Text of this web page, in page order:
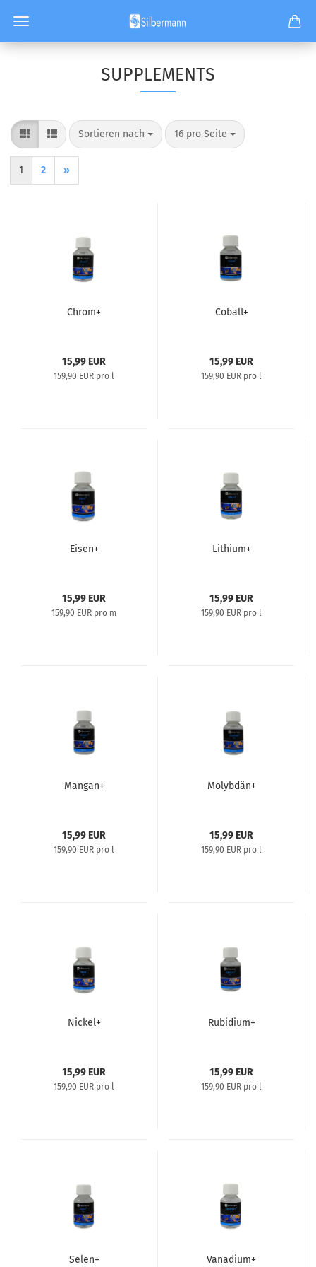
SUPPLEMENTS
Sortieren nach
Sortieren nach 16 pro Seite
pro Seite
1 2 »
Chrom+
15,99 EUR
159,90 EUR pro l
Cobalt+
15,99 EUR
159,90 EUR pro l
Eisen+
15,99 EUR
159,90 EUR pro m
Lithium+
15,99 EUR
159,90 EUR pro l
Mangan+
15,99 EUR
159,90 EUR pro l
Molybdän+
15,99 EUR
159,90 EUR pro l
Nickel+
15,99 EUR
159,90 EUR pro l
Rubidium+
15,99 EUR
159,90 EUR pro l
Selen+ Vanadium+